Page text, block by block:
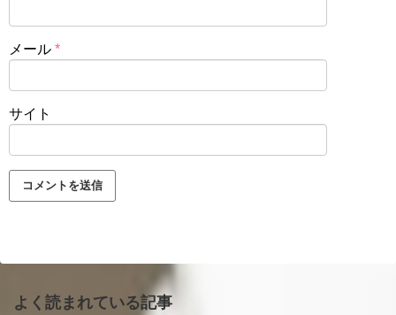
メール *
サイト
よく読まれている記事